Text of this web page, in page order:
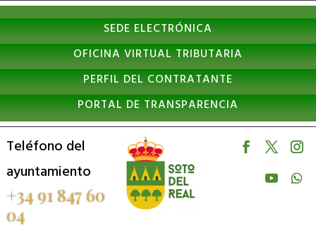
Nota:
este
sitio
web
incluye
un
sistema
de
accesibilidad.
SEDE ELECTRÓNICA
OFICINA VIRTUAL TRIBUTARIA
PERFIL DEL CONTRATANTE
PORTAL DE TRANSPARENCIA
Teléfono del
ayuntamiento
+34 91 847 60
04